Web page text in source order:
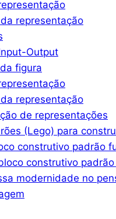
representação
Output
figura
representação
de representações
(Lego) para
construtivo padrão
construtivo
modernidade no